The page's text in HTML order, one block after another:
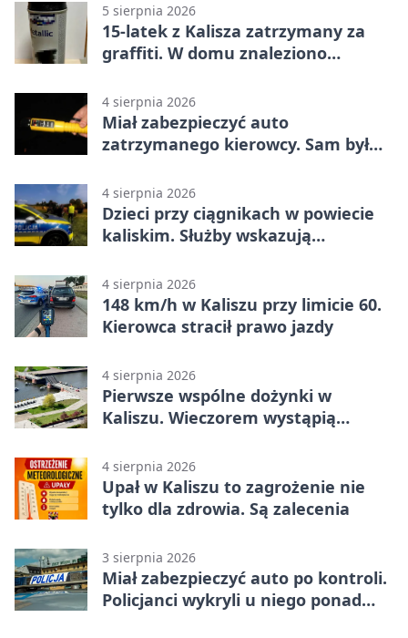
5 sierpnia 2026
15-latek z Kalisza zatrzymany za
graffiti. W domu znaleziono
4 sierpnia 2026
Miał zabezpieczyć auto
zatrzymanego kierowcy. Sam był
4 sierpnia 2026
Dzieci przy ciągnikach w powiecie
kaliskim. Służby wskazują
4 sierpnia 2026
148 km/h w Kaliszu przy limicie 60.
Kierowca stracił prawo jazdy
4 sierpnia 2026
Pierwsze wspólne dożynki w
Kaliszu. Wieczorem wystąpią
4 sierpnia 2026
Upał w Kaliszu to zagrożenie nie
tylko dla zdrowia. Są zalecenia
3 sierpnia 2026
Miał zabezpieczyć auto po kontroli.
Policjanci wykryli u niego ponad